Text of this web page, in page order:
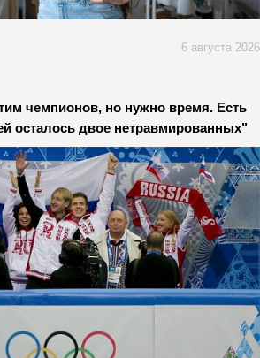
6 августа 2026
чемпионов, но нужно время. Есть
осталось двое нетравмированных"